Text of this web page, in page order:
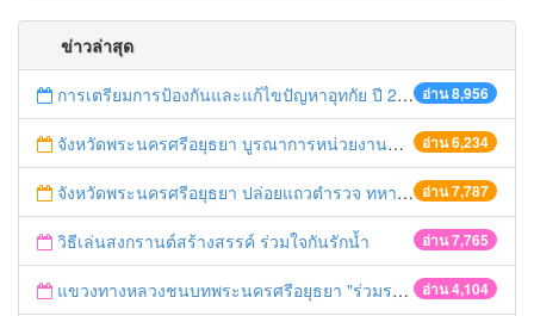
ข่าวล่าสุด
อ่าน 8,956
การเตรียมการป้องกันและแก้ไขปัญหาอุทกัย ปี 2561
อ่าน 6,234
จังหวัดพระนครศรีอยุธยา บูรณาการหน่วยงานที่เกี่ยวข้อง ลงพื้นที่จัดระเบียบและดำเนินมาตรการตามบทลงโทษสูงสุดกับผู้ประกอบการร้านค้าที่ยังฝ่าฝืนตั้งร้านค้ารุกล้ำเขตพื้นที่ทางหลวง เตรียมความปลอดภัยก่อนเทศกาลสงกรานต์
อ่าน 7,787
จังหวัดพระนครศรีอยุธยา ปล่อยแถวตำรวจ ทหาร ฝ่ายปกครอง กว่า 100 นาย ตรวจเข้มท่ารถสาธารณะ สถานีขนส่งรถโดยสาร วินรถตู้ และสถานีรถไฟ เตรียมรับมือเทศกาลสงกรานต์
อ่าน 7,765
วิธีเล่นสงกรานต์สร้างสรรค์ ร่วมใจกันรักน้ำ
อ่าน 4,104
แขวงทางหลวงชนบทพระนครศรีอยุธยา "ร่วมรณรงค์ ขับช้า เปิดไฟหน้า คาดเข็มขัด" เทศกาลสงกรานต์ ปี 2561